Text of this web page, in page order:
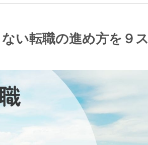
い転職の進め方を９ス